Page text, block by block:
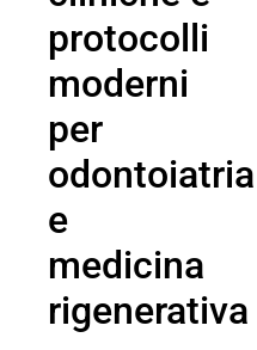
protocolli
moderni
per
odontoiatria
e
medicina
rigenerativa